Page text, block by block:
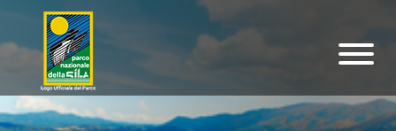
Vai al contenuto principale